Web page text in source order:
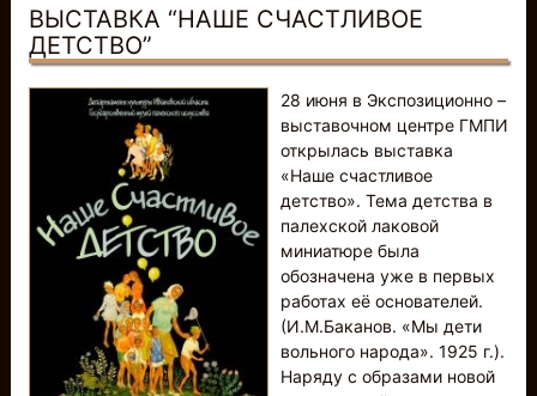
ВЫСТАВКА “НАШЕ СЧАСТЛИВОЕ
ДЕТСТВО”
28 июня в Экспозиционно –
выставочном центре ГМПИ
открылась выставка
«Наше счастливое
детство». Тема детства в
палехской лаковой
миниатюре была
обозначена уже в первых
работах её основателей.
(И.М.Баканов. «Мы дети
вольного народа». 1925 г.).
Наряду с образами новой